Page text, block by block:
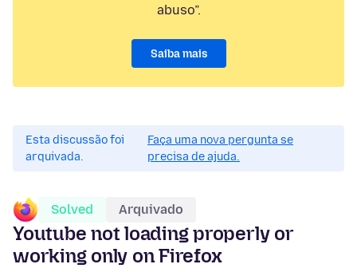
abuso”.
Saiba mais
Esta discussão foi
arquivada.
Faça uma nova pergunta se
precisa de ajuda.
Solved Arquivado
Youtube not loading properly or
working only on Firefox